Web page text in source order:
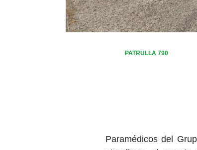
PATRULLA 790
Paramédicos del